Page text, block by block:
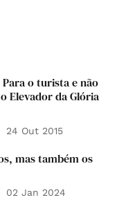
o turista e não
Elevador da Glória
24 Out 2015
mas também os
02 Jan 2024